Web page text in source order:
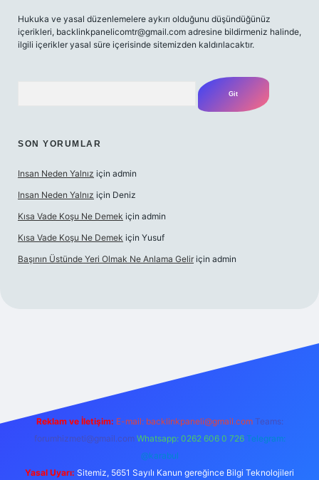
Hukuka ve yasal düzenlemelere aykırı olduğunu düşündüğünüz
içerikleri, backlinkpanelicomtr@gmail.com adresine bildirmeniz halinde,
ilgili içerikler yasal süre içerisinde sitemizden kaldırılacaktır.
SON YORUMLAR
Insan Neden Yalnız için admin
Insan Neden Yalnız için Deniz
Kısa Vade Koşu Ne Demek için admin
Kısa Vade Koşu Ne Demek için Yusuf
Başının Üstünde Yeri Olmak Ne Anlama Gelir için admin
Reklam ve İletişim: E-mail: backlinkpaneli@gmail.com Teams:
forumhizmeti@gmail.com Whatsapp: 0262 606 0 726 Telegram:
@karabul
Yasal Uyarı: Sitemiz, 5651 Sayılı Kanun gereğince Bilgi Teknolojileri